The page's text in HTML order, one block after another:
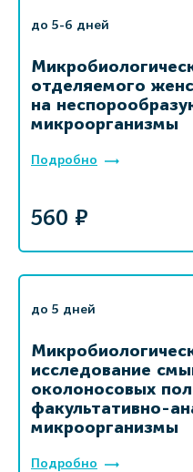
до 5-6 дней
отделяемого
на
микроорганизмы
Подробно
560 ₽
до 5 дней
исследование
околоносовых
факультативно-
микроорганизмы
Подробно